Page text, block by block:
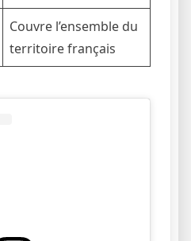
Couvre l’ensemble du
territoire français